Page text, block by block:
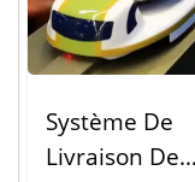
Système De
Livraison De